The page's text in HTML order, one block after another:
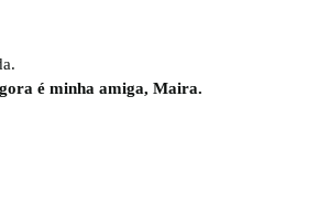
é minha amiga, Maira.